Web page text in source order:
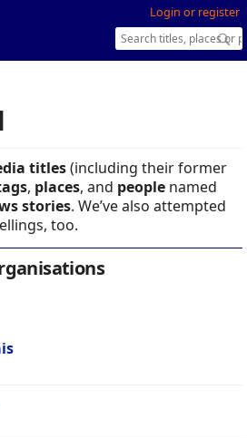
Login or register
titles(including their former
, places, and people named
stories. We’ve also attempted
too.